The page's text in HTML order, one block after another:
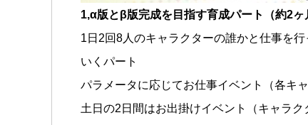
1,α版とβ版完成を目指す育成パート（約2ヶ
1日2回8人のキャラクターの誰かと仕事を
いくパート
パラメータに応じてお仕事イベント（各キ
土日の2日間はお出掛けイベント（キャラ